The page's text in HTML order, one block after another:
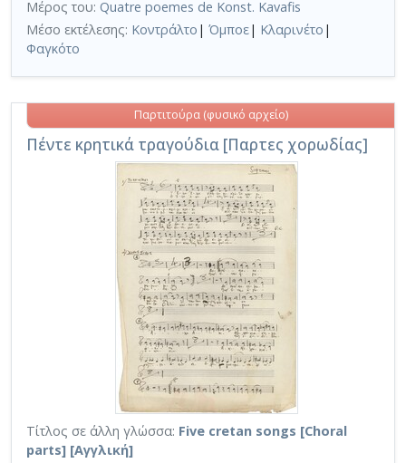
Μέρος του: Quatre poemes de Konst. Kavafis
Μέσο εκτέλεσης: Κοντράλτο | Όμποε| Κλαρινέτο |
Φαγκότο
Πέντε κρητικά τραγούδια [Παρτες χορωδίας]
Παρτιτούρα (φυσικό αρχείο)
Τίτλος σε άλλη γλώσσα: Five cretan songs [Choral
parts] [Αγγλική]